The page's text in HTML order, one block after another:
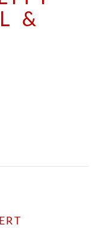
&